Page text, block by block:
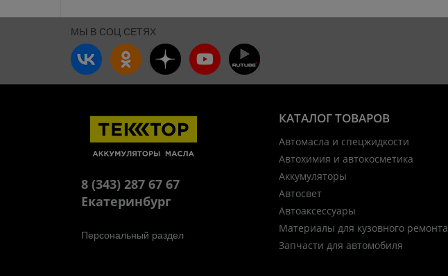
МЫ В СОЦ СЕТЯХ
КАТАЛОГ ТОВАРОВ
Автомасла и спецжидкости
Автохимия и автокосметика
Аккумуляторы
Автосвет
Автоаксессуары
Материалы для кузовного ремонта
Запчасти для автомобиля
8 (343) 287 67 67
Екатеринбург
Персональный раздел